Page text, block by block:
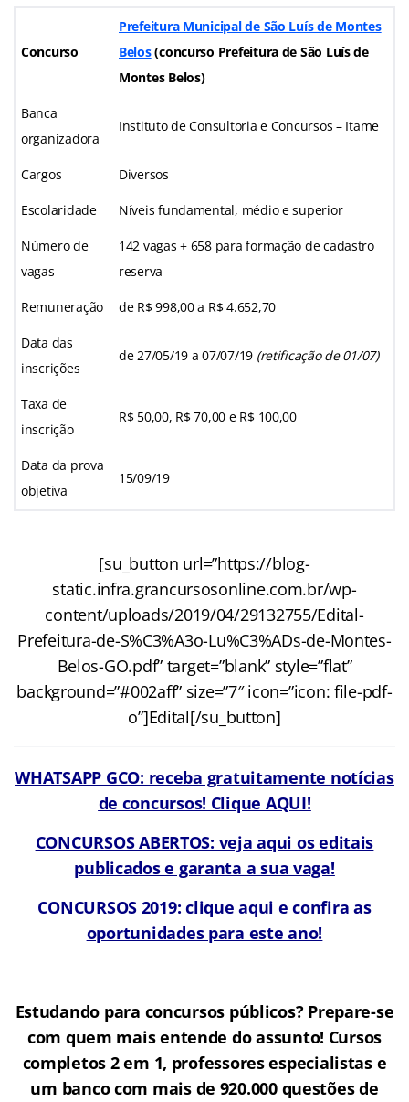
Concurso
Prefeitura Municipal de São Luís de Montes
Belos(concurso Prefeitura de São Luís de
Montes Belos)
Banca
organizadora
Instituto de Consultoria e Concursos – Itame
Cargos Diversos
Escolaridade Níveis fundamental, médio e superior
Número de
vagas
142 vagas + 658 para formação de cadastro
reserva
Remuneração de R$ 998,00 a R$ 4.652,70
Data das
inscrições
de 27/05/19 a 07/07/19 (retificação de 01/07)
Taxa de
inscrição
R$ 50,00, R$ 70,00 e R$ 100,00
Data da prova
objetiva
15/09/19
[su_button url=”https://blog-
static.infra.grancursosonline.com.br/wp-
content/uploads/2019/04/29132755/Edital-
Prefeitura-de-S%C3%A3o-Lu%C3%ADs-de-Montes-
Belos-GO.pdf” target=”blank” style=”flat”
background=”#002aff” size=”7″ icon=”icon: file-pdf-
o”]Edital[/su_button]
WHATSAPP GCO: receba gratuitamente notícias
de concursos! Clique AQUI!
CONCURSOS ABERTOS: veja aqui os editais
publicados e garanta a sua vaga!
CONCURSOS 2019: clique aqui e confira as
oportunidades para este ano!
Estudando para concursos públicos? Prepare-se
com quem mais entende do assunto! Cursos
completos 2 em 1, professores especialistas e
um banco com mais de 920.000 questões de